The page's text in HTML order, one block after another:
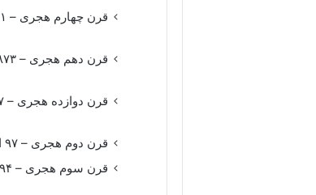
قرن چهارم هجری – ۲۹۱ الی ۳۸۸ شمسی
قرن دهم هجری – ۸۷۳ الی ۹۷۰ شمسی
قرن دوازده هجری – ۱۰۶۷ الی ۱۱۶۴ شمسی
قرن دوم هجری – ۹۷ الی ۱۹۴ شمسی
قرن سوم هجری – ۱۹۴ الی ۲۹۱ شمسی